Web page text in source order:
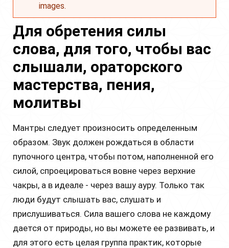
с
ь
ошибке
images.
Для обретения силы
слова, для того, чтобы вас
слышали, ораторского
мастерства, пения,
молитвы
Мантры следует произносить определенным
образом. Звук должен рождаться в области
пупочного центра, чтобы потом, наполненной его
силой, спроецироваться вовне через верхние
чакры, а в идеале - через вашу ауру. Только так
люди будут слышать вас, слушать и
прислушиваться. Сила вашего слова не каждому
дается от природы, но вы можете ее развивать, и
для этого есть целая группа практик, которые